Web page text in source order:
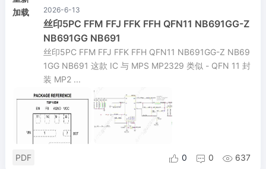
加载
2026-6-13
丝印5PC FFM FFJ FFK FFH QFN11 NB691GG-Z
NB691GG NB691
丝印5PC FFM FFJ FFK FFH QFN11 NB691GG-Z NB69
1GG NB691 这款 IC 与 MPS MP2329 类似 - QFN 11 封
装 MP2 ...
PDF  0  0  637